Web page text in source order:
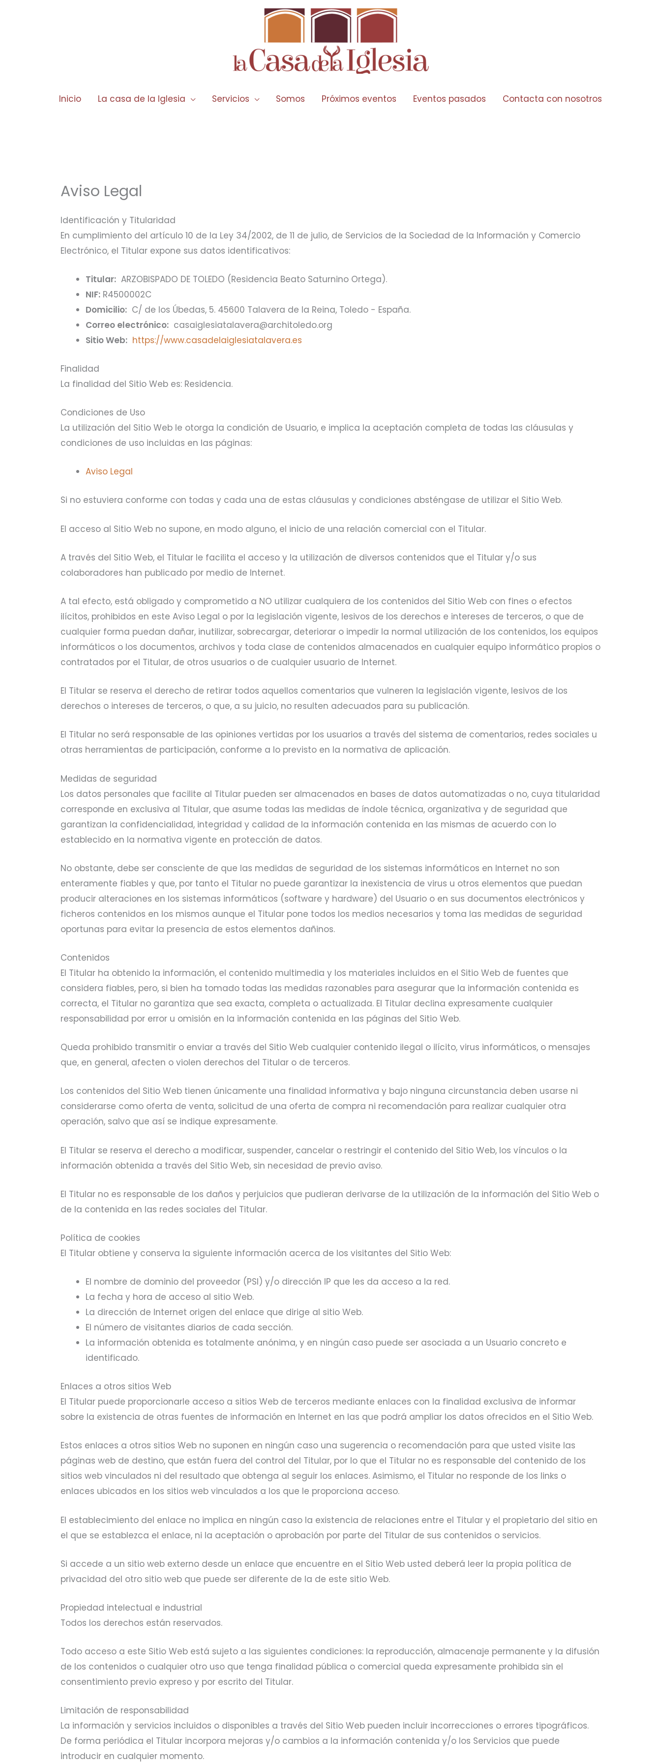
Inicio La casa de la Iglesia Servicios Somos Próximos eventos Eventos pasados Contacta con nosotros
Aviso Legal
Identificación y Titularidad
En cumplimiento del artículo 10 de la Ley 34/2002, de 11 de julio, de Servicios de la Sociedad de la Información y Comercio
Electrónico, el Titular expone sus datos identificativos:
Titular: ARZOBISPADO DE TOLEDO (Residencia Beato Saturnino Ortega).
NIF: R4500002C
Domicilio: C/ de los Úbedas, 5. 45600 Talavera de la Reina, Toledo - España.
Correo electrónico: casaiglesiatalavera@architoledo.org
Sitio Web: https://www.casadelaiglesiatalavera.es
Finalidad
La finalidad del Sitio Web es: Residencia.
Condiciones de Uso
La utilización del Sitio Web le otorga la condición de Usuario, e implica la aceptación completa de todas las cláusulas y
condiciones de uso incluidas en las páginas:
Aviso Legal
Si no estuviera conforme con todas y cada una de estas cláusulas y condiciones absténgase de utilizar el Sitio Web.
El acceso al Sitio Web no supone, en modo alguno, el inicio de una relación comercial con el Titular.
A través del Sitio Web, el Titular le facilita el acceso y la utilización de diversos contenidos que el Titular y/o sus
colaboradores han publicado por medio de Internet.
A tal efecto, está obligado y comprometido a NO utilizar cualquiera de los contenidos del Sitio Web con fines o efectos
ilícitos, prohibidos en este Aviso Legal o por la legislación vigente, lesivos de los derechos e intereses de terceros, o que de
cualquier forma puedan dañar, inutilizar, sobrecargar, deteriorar o impedir la normal utilización de los contenidos, los equipos
informáticos o los documentos, archivos y toda clase de contenidos almacenados en cualquier equipo informático propios o
contratados por el Titular, de otros usuarios o de cualquier usuario de Internet.
El Titular se reserva el derecho de retirar todos aquellos comentarios que vulneren la legislación vigente, lesivos de los
derechos o intereses de terceros, o que, a su juicio, no resulten adecuados para su publicación.
El Titular no será responsable de las opiniones vertidas por los usuarios a través del sistema de comentarios, redes sociales u
otras herramientas de participación, conforme a lo previsto en la normativa de aplicación.
Medidas de seguridad
Los datos personales que facilite al Titular pueden ser almacenados en bases de datos automatizadas o no, cuya titularidad
corresponde en exclusiva al Titular, que asume todas las medidas de índole técnica, organizativa y de seguridad que
garantizan la confidencialidad, integridad y calidad de la información contenida en las mismas de acuerdo con lo
establecido en la normativa vigente en protección de datos.
No obstante, debe ser consciente de que las medidas de seguridad de los sistemas informáticos en Internet no son
enteramente fiables y que, por tanto el Titular no puede garantizar la inexistencia de virus u otros elementos que puedan
producir alteraciones en los sistemas informáticos (software y hardware) del Usuario o en sus documentos electrónicos y
ficheros contenidos en los mismos aunque el Titular pone todos los medios necesarios y toma las medidas de seguridad
oportunas para evitar la presencia de estos elementos dañinos.
Contenidos
El Titular ha obtenido la información, el contenido multimedia y los materiales incluidos en el Sitio Web de fuentes que
considera fiables, pero, si bien ha tomado todas las medidas razonables para asegurar que la información contenida es
correcta, el Titular no garantiza que sea exacta, completa o actualizada. El Titular declina expresamente cualquier
responsabilidad por error u omisión en la información contenida en las páginas del Sitio Web.
Queda prohibido transmitir o enviar a través del Sitio Web cualquier contenido ilegal o ilícito, virus informáticos, o mensajes
que, en general, afecten o violen derechos del Titular o de terceros.
Los contenidos del Sitio Web tienen únicamente una finalidad informativa y bajo ninguna circunstancia deben usarse ni
considerarse como oferta de venta, solicitud de una oferta de compra ni recomendación para realizar cualquier otra
operación, salvo que así se indique expresamente.
El Titular se reserva el derecho a modificar, suspender, cancelar o restringir el contenido del Sitio Web, los vínculos o la
información obtenida a través del Sitio Web, sin necesidad de previo aviso.
El Titular no es responsable de los daños y perjuicios que pudieran derivarse de la utilización de la información del Sitio Web o
de la contenida en las redes sociales del Titular.
Política de cookies
El Titular obtiene y conserva la siguiente información acerca de los visitantes del Sitio Web:
El nombre de dominio del proveedor (PSI) y/o dirección IP que les da acceso a la red.
La fecha y hora de acceso al sitio Web.
La dirección de Internet origen del enlace que dirige al sitio Web.
El número de visitantes diarios de cada sección.
La información obtenida es totalmente anónima, y en ningún caso puede ser asociada a un Usuario concreto e
identificado.
Enlaces a otros sitios Web
El Titular puede proporcionarle acceso a sitios Web de terceros mediante enlaces con la finalidad exclusiva de informar
sobre la existencia de otras fuentes de información en Internet en las que podrá ampliar los datos ofrecidos en el Sitio Web.
Estos enlaces a otros sitios Web no suponen en ningún caso una sugerencia o recomendación para que usted visite las
páginas web de destino, que están fuera del control del Titular, por lo que el Titular no es responsable del contenido de los
sitios web vinculados ni del resultado que obtenga al seguir los enlaces. Asimismo, el Titular no responde de los links o
enlaces ubicados en los sitios web vinculados a los que le proporciona acceso.
El establecimiento del enlace no implica en ningún caso la existencia de relaciones entre el Titular y el propietario del sitio en
el que se establezca el enlace, ni la aceptación o aprobación por parte del Titular de sus contenidos o servicios.
Si accede a un sitio web externo desde un enlace que encuentre en el Sitio Web usted deberá leer la propia política de
privacidad del otro sitio web que puede ser diferente de la de este sitio Web.
Propiedad intelectual e industrial
Todos los derechos están reservados.
Todo acceso a este Sitio Web está sujeto a las siguientes condiciones: la reproducción, almacenaje permanente y la difusión
de los contenidos o cualquier otro uso que tenga finalidad pública o comercial queda expresamente prohibida sin el
consentimiento previo expreso y por escrito del Titular.
Limitación de responsabilidad
La información y servicios incluidos o disponibles a través del Sitio Web pueden incluir incorrecciones o errores tipográficos.
De forma periódica el Titular incorpora mejoras y/o cambios a la información contenida y/o los Servicios que puede
introducir en cualquier momento.